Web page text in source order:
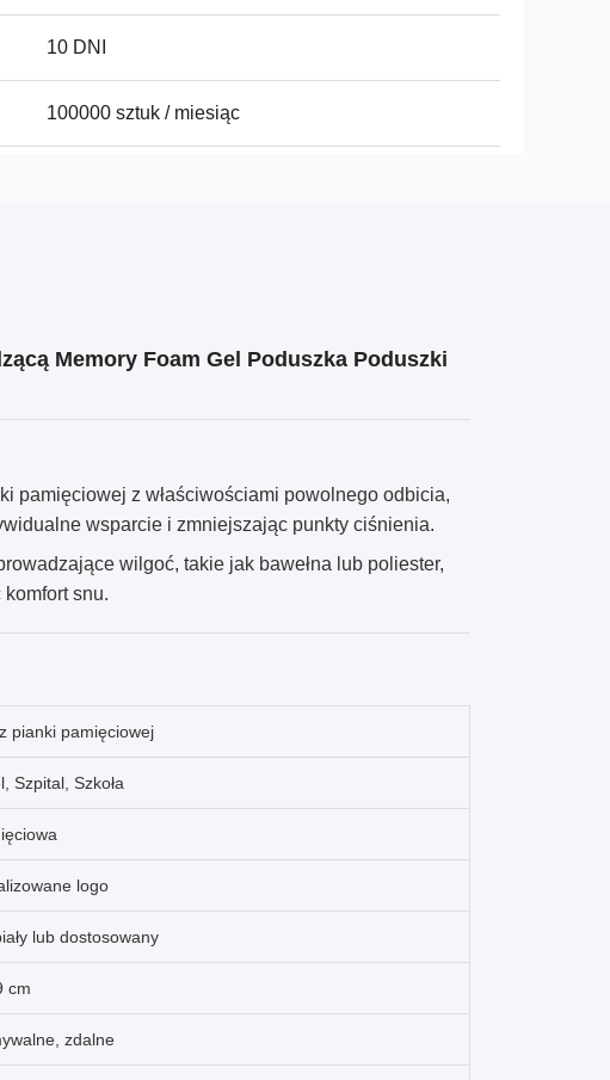
10 DNI
100000 sztuk / miesiąc
Memory Foam Gel Poduszka Poduszki
pamięciowej z właściwościami powolnego odbicia,
wsparcie i zmniejszając punkty ciśnienia.
wilgoć, takie jak bawełna lub poliester,
snu.
pianki pamięciowej
Szpital, Szkoła
logo
lub dostosowany
cm
zdalne